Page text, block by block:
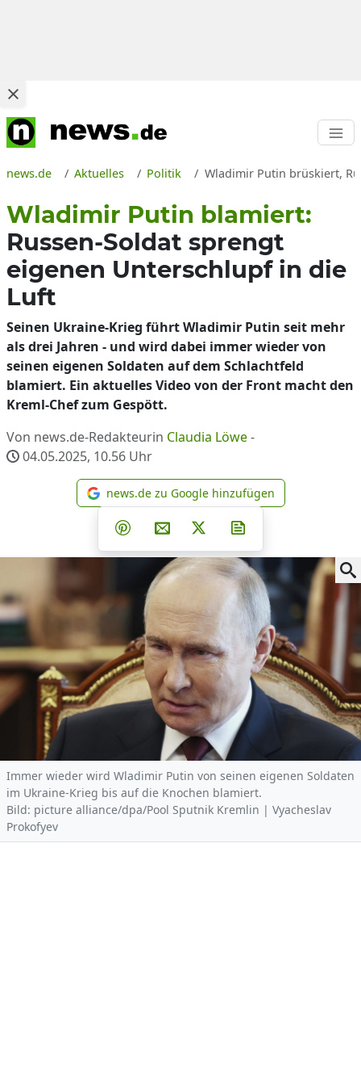
news.de Aktuelles Politik Wladimir Putin brüskiert,
Wladimir Putin blamiert:
Russen-Soldat sprengt
eigenen Unterschlupf in die
Luft
Seinen Ukraine-Krieg führt Wladimir Putin seit mehr
als drei Jahren - und wird dabei immer wieder von
seinen eigenen Soldaten auf dem Schlachtfeld
blamiert. Ein aktuelles Video von der Front macht den
Kreml-Chef zum Gespött.
Von news.de-Redakteurin Claudia Löwe-
04.05.2025, 10.56 Uhr
news.de zu Google
news.de zu Google hinzufügen
Teilen auf Facebook
Teilen auf Whatsapp
Teilen auf Telegram
Teilen auf Pinterest
Per E-Mail teilen
Post auf X
Immer wieder wird Wladimir Putin von seinen eigenen Soldaten
im Ukraine-Krieg bis auf die Knochen blamiert.
Bild: picture alliance/dpa/Pool Sputnik Kremlin | Vyacheslav
Prokofyev